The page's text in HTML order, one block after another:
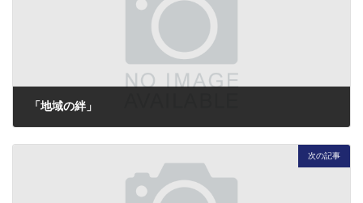
「地域の絆」
次の記事